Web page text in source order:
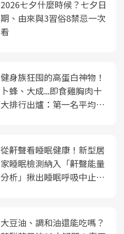
2026七夕什麼時候？七夕日
期、由來與3習俗8禁忌一次
看
健身族狂囤的高蛋白神物！
卜蜂、大成...即食雞胸肉十
大排行出爐：第一名平均一
從鼾聲看睡眠健康！新型居
家睡眠檢測納入「鼾聲能量
分析」揪出睡眠呼吸中止症
大豆油、調和油還能吃嗎？